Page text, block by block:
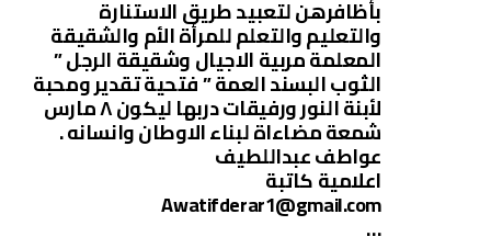
بأظافرهن لتعبيد طريق الاستنارة
والتعليم والتعلم للمرأة الأم والشقيقة
المعلمة مربية الاجيال وشقيقة الرجل ”
الثوب البسند العمة ” فتحية تقدير ومحبة
لأبنة النور ورفيقات دربها ليكون ٨ مارس
شمعة مضاءاة لبناء الاوطان وانسانه .
عواطف عبداللطيف
اعلامية كاتبة
Awatifderar1@gmail.com
…